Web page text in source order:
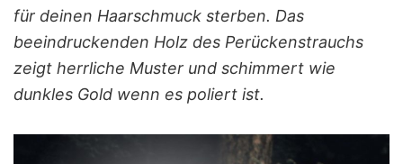
für deinen Haarschmuck sterben. Das
beeindruckenden Holz des Perückenstrauchs
zeigt herrliche Muster und schimmert wie
dunkles Gold wenn es poliert ist.